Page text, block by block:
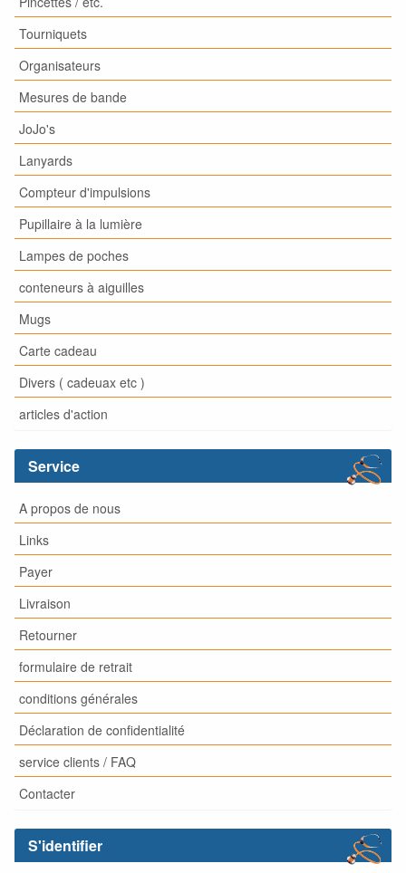
Tourniquets
Organisateurs
Mesures de bande
JoJo's
Lanyards
Compteur d'impulsions
Pupillaire à la lumière
Lampes de poches
conteneurs à aiguilles
Mugs
Carte cadeau
Divers ( cadeuax etc )
articles d'action
Service
A propos de nous
Links
Payer
Livraison
Retourner
formulaire de retrait
conditions générales
Déclaration de confidentialité
service clients / FAQ
Contacter
S'identifier